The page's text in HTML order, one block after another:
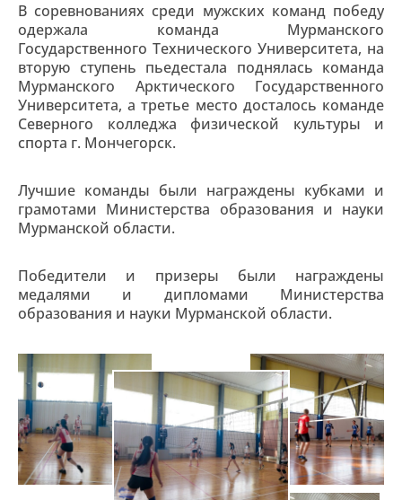
В соревнованиях среди мужских команд победу
одержала команда Мурманского
Государственного Технического Университета, на
вторую ступень пьедестала поднялась команда
Мурманского Арктического Государственного
Университета, а третье место досталось команде
Северного колледжа физической культуры и
спорта г. Мончегорск.
Лучшие команды были награждены кубками и
грамотами Министерства образования и науки
Мурманской области.
Победители и призеры были награждены
медалями и дипломами Министерства
образования и науки Мурманской области.